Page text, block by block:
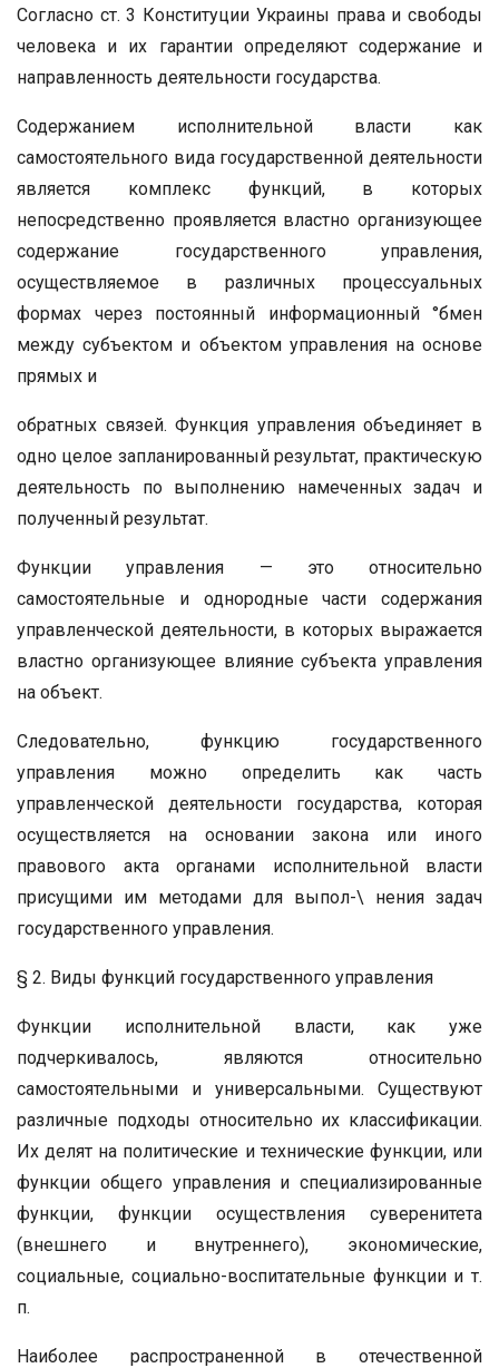
Согласно ст. 3 Конституции Украины права и свободы
человека и их гарантии определяют содержание и
направленность деятельности государства.
Содержанием исполнительной власти как
самостоятельного вида государственной деятельности
является комплекс функций, в которых
непосредственно проявляется властно организующее
содержание государственного управления,
осуществляемое в различных процессуальных
формах через постоянный информационный °бмен
между субъектом и объектом управления на основе
прямых и
обратных связей. Функция управления объединяет в
одно целое запланированный результат, практическую
деятельность по выполнению намеченных задач и
полученный результат.
Функции управления — это относительно
самостоятельные и однородные части содержания
управленческой деятельности, в которых выражается
властно организующее влияние субъекта управления
на объект.
Следовательно, функцию государственного
управления можно определить как часть
управленческой деятельности государства, которая
осуществляется на основании закона или иного
правового акта органами исполнительной власти
присущими им методами для выпол-\ нения задач
государственного управления.
§ 2. Виды функций государственного управления
Функции исполнительной власти, как уже
подчеркивалось, являются относительно
самостоятельными и универсальными. Существуют
различные подходы относительно их классификации.
Их делят на политические и технические функции, или
функции общего управления и специализированные
функции, функции осуществления суверенитета
(внешнего и внутреннего), экономические,
социальные, социально-воспитательные функции и т.
п.
Наиболее распространенной в отечественной